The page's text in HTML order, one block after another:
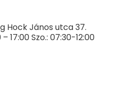
Hock János utca 37.
17:00 Szo.: 07:30-12:00